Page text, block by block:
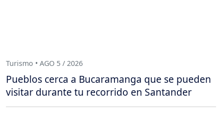
Turismo • AGO 5 / 2026
Pueblos cerca a Bucaramanga que se pueden
visitar durante tu recorrido en Santander